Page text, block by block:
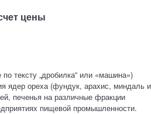
цены
тексту „дробилка” или «машина»)
ядер ореха (фундук, арахис, миндаль и
печенья на различные фракции
пищевой промышленности.